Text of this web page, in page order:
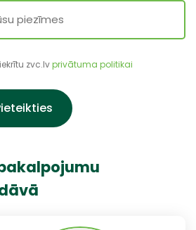
zvc.lvprivātuma politikai